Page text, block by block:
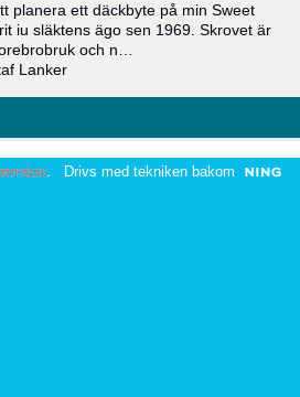
planera ett däckbyte på min Sweet
iu släktens ägo sen 1969. Skrovet är
och n…
Lanker
. Drivs med tekniken bakom